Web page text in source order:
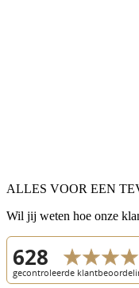
ALLES VOOR EEN
Wil jij weten hoe onze